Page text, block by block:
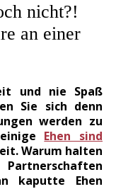
nicht?!
an einer
und nie Spaß
Sie sich denn
werden zu
Ehen sind
Warum halten
kaputte Ehen